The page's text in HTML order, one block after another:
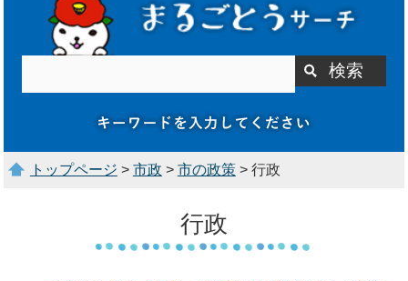
トップページ > 市政 > 市の政策> 行政
行政